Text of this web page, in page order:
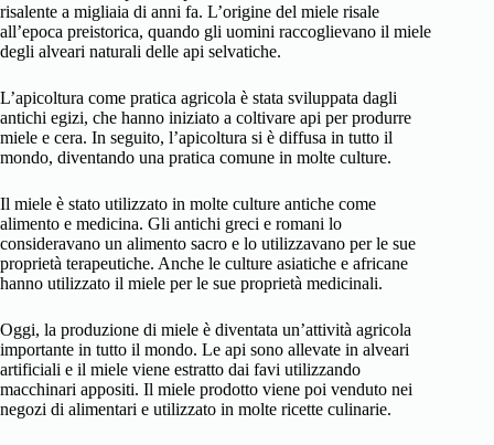
risalente a migliaia di anni fa. L’origine del miele risale
all’epoca preistorica, quando gli uomini raccoglievano il miele
degli alveari naturali delle api selvatiche.
L’apicoltura come pratica agricola è stata sviluppata dagli
antichi egizi, che hanno iniziato a coltivare api per produrre
miele e cera. In seguito, l’apicoltura si è diffusa in tutto il
mondo, diventando una pratica comune in molte culture.
Il miele è stato utilizzato in molte culture antiche come
alimento e medicina. Gli antichi greci e romani lo
consideravano un alimento sacro e lo utilizzavano per le sue
proprietà terapeutiche. Anche le culture asiatiche e africane
hanno utilizzato il miele per le sue proprietà medicinali.
Oggi, la produzione di miele è diventata un’attività agricola
importante in tutto il mondo. Le api sono allevate in alveari
artificiali e il miele viene estratto dai favi utilizzando
macchinari appositi. Il miele prodotto viene poi venduto nei
negozi di alimentari e utilizzato in molte ricette culinarie.